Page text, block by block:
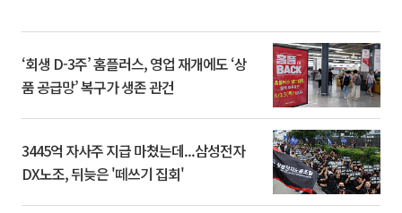
‘회생 D-3주’ 홈플러스, 영업 재개에도 ‘상
품 공급망’ 복구가 생존 관건
3445억 자사주 지급 마쳤는데...삼성전자
DX노조, 뒤늦은 '떼쓰기 집회'